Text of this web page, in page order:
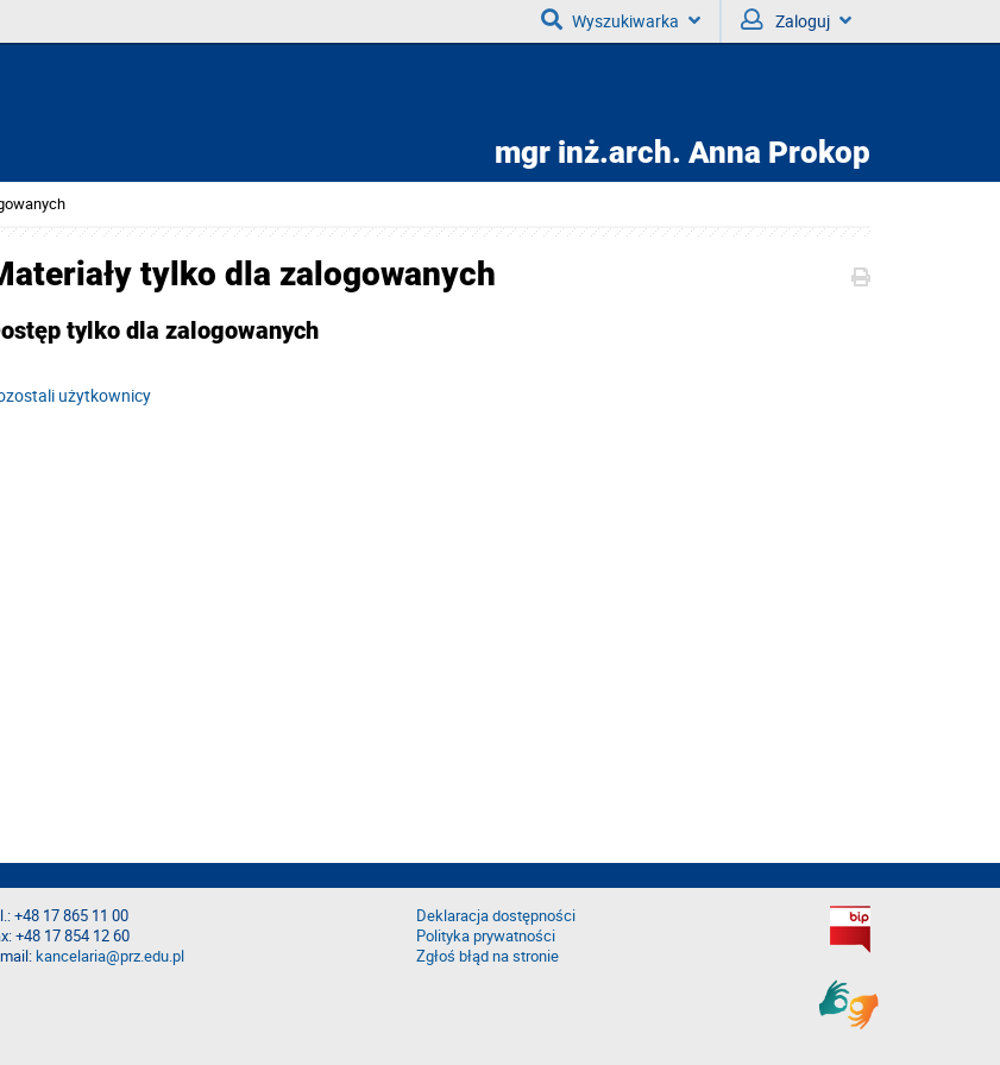
Wyszukiwarka Zaloguj
mgr inż.arch. Anna Prokop
tylko dla zalogowanych
tylko dla zalogowanych
użytkownicy
+48 17 865 11 00
+48 17 854 12 60
kancelaria@prz.edu.pl
Deklaracja dostępności
Polityka prywatności
Zgłoś błąd na stronie